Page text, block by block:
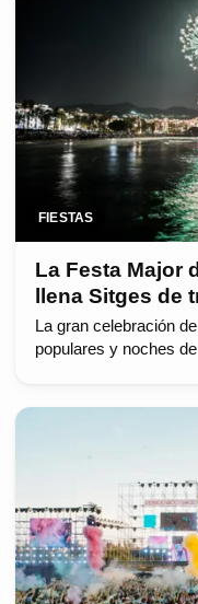
FIESTAS
La Festa Major
llena Sitges de
La gran celebración
populares y noches